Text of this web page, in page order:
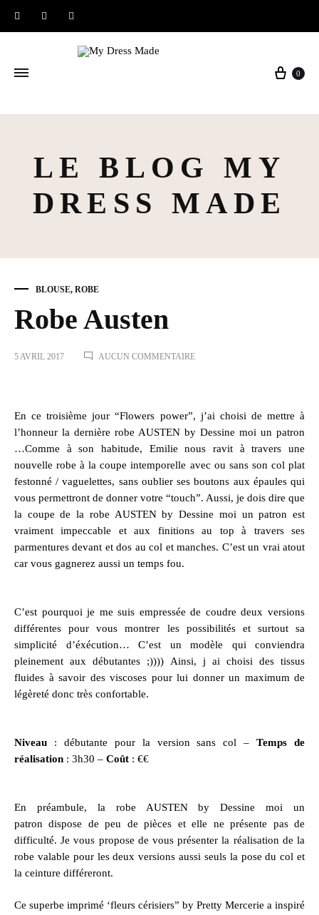
InstagramFacebook
Panier
0
LE BLOG MY
DRESS MADE
BLOUSE, ROBE
Robe Austen
5 AVRIL 2017 AUCUN COMMENTAIRESUR
En ce troisième jour “Flowers power”, j’ai choisi de mettre à
l’honneur la dernière robe AUSTEN by Dessine moi un patron
…Comme à son habitude, Emilie nous ravit à travers une
nouvelle robe à la coupe intemporelle avec ou sans son col plat
festonné / vaguelettes, sans oublier ses boutons aux épaules qui
vous permettront de donner votre “touch”. Aussi, je dois dire que
la coupe dela robe AUSTENby Dessine moi un patronest
vraiment impeccable et aux finitions au top à travers ses
parmentures devant et dos au col et manches. C’est un vrai atout
car vous gagnerez aussi un temps fou.
C’est pourquoi je me suis empressée de coudre deux versions
différentes pour vous montrer les possibilités et surtout sa
simplicité d’éxécution… C’est un modèle qui conviendra
pleinement aux débutantes ;)))) Ainsi, j ai choisi des tissus
fluides à savoir des viscoses pour lui donner un maximum de
légèreté donc très confortable.
Niveau : débutante pour la version sans col –Temps de
réalisation : 3h30 – Coût : €€
En préambule, la robe AUSTEN by Dessine moi un
patron dispose de peu de pièces et elle ne présente pas de
difficulté. Je vous propose de vous présenter la réalisation de la
robe valable pour les deux versions aussi seuls la pose du col et
la ceinture différeront.
Ce superbe imprimé ‘fleurs cérisiers” by Pretty Mercerie a inspiré